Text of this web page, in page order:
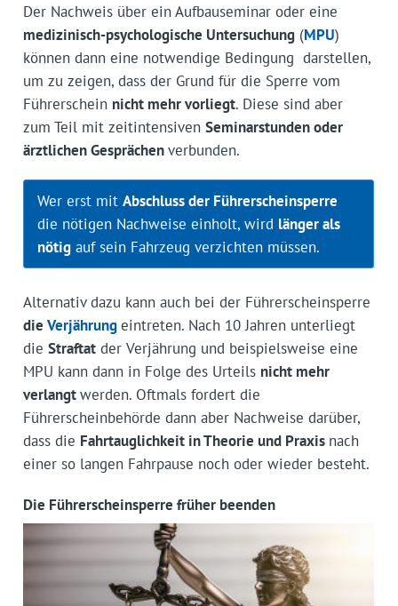
Der Nachweis über ein Aufbauseminar oder eine
medizinisch-psychologische Untersuchung(MPU)
können dann eine notwendige Bedingung darstellen,
um zu zeigen, dass der Grund für die Sperre vom
Führerschein nicht mehr vorliegt. Diese sind aber
zum Teil mit zeitintensiven Seminarstunden oder
ärztlichen Gesprächenverbunden.
Wer erst mit Abschluss der Führerscheinsperre
die nötigen Nachweise einholt, wird länger als
nötigauf sein Fahrzeug verzichten müssen.
Alternativ dazu kann auch bei der Führerscheinsperre
die Verjährungeintreten. Nach 10 Jahren unterliegt
die Straftatder Verjährung und beispielsweise eine
MPU kann dann in Folge des Urteils nicht mehr
verlangtwerden. Oftmals fordert die
Führerscheinbehörde dann aber Nachweise darüber,
dass die Fahrtauglichkeit in Theorie und Praxis nach
einer so langen Fahrpause noch oder wieder besteht.
Die Führerscheinsperre früher beenden